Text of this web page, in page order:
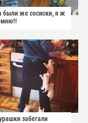
были же сосиски, я ж
забегали